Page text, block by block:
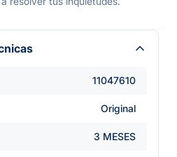
11047610
Original
3 MESES